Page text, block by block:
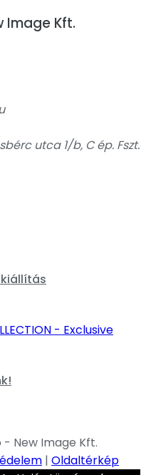
Image Kft.
utca 1/b, C ép. Fszt.
- New Image Kft.
| Oldaltérkép